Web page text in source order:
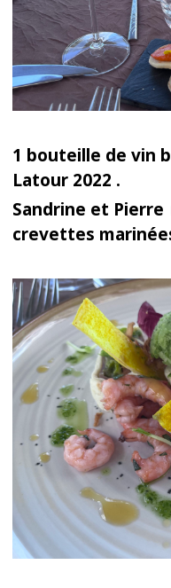
1 bouteille de vin
Latour 2022 .
Sandrine et Pierre
crevettes